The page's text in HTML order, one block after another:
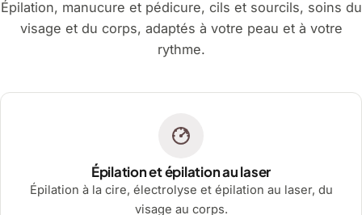
Épilation, manucure et pédicure, cils et sourcils, soins du
visage et du corps, adaptés à votre peau et à votre
rythme.
Épilation et épilation au laser
Épilation à la cire, électrolyse et épilation au laser, du
visage au corps.